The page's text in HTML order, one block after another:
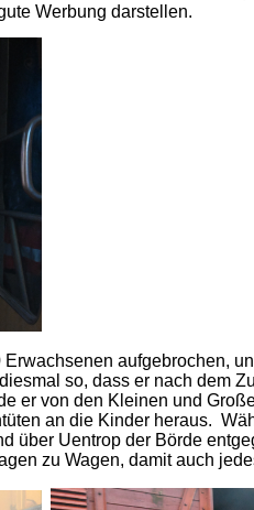
Werbung darstellen.
aufgebrochen,
so, dass er nach dem
er von den Kleinen und
an die Kinder heraus.
über Uentrop der Börde
zu Wagen, damit auch